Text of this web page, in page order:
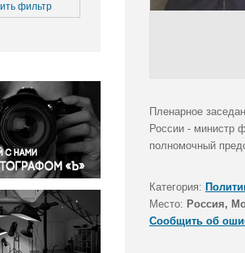
среда
и конфликты
жизнь
и бизнес
фильтр
Пленарное
России - министр
полномочный
Категория:
Место: Россия,
Сообщить об